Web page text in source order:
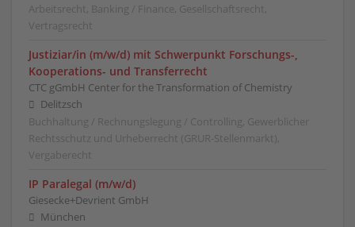
Arbeitsrecht, Banking / Finance, Gesellschaftsrecht,
Vertragsrecht
Justiziar/in (m/w/d) mit Schwerpunkt Forschungs-,
Kooperations- und Transferrecht
CTC gGmbH Center for the Transformation of Chemistry
Delitzsch
Buchhaltung / Rechnungslegung / Controlling, Gewerblicher
Rechtsschutz und Urheberrecht (GRUR-Stellenmarkt),
Vergaberecht
IP Paralegal (m/w/d)
Giesecke+Devrient GmbH
München